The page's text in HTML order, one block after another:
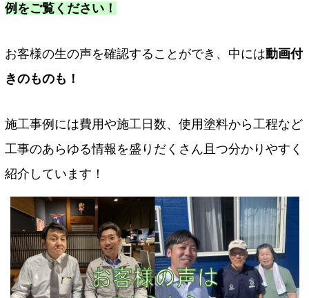
例をご覧ください！
お客様の生の声を確認することができ、中には動画付
きのものも！
施工事例には費用や施工日数、使用塗料から工程など
工事のあらゆる情報を盛りだくさん且つ分かりやすく
紹介しています！